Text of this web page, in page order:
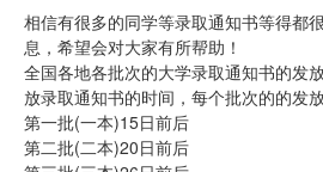
相信有很多的同学等录取通知书等得都
息，希望会对大家有所帮助！
全国各地各批次的大学录取通知书的发
放录取通知书的时间，每个批次的的发
第一批(一本)15日前后
第二批(二本)20日前后